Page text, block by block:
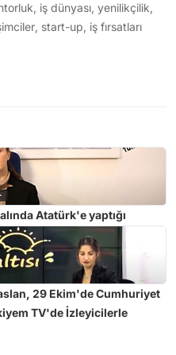
, iş dünyası, yenilikçilik,
, start-up, iş fırsatları
Atatürk'e yaptığı
hakkında suç duyurusunda
29 Ekim'de Cumhuriyet
TV'de İzleyicilerle